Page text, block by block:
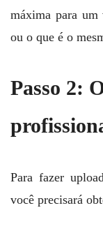
máxima para um
ou o que é o
Passo 2:
Para fazer
você precisará